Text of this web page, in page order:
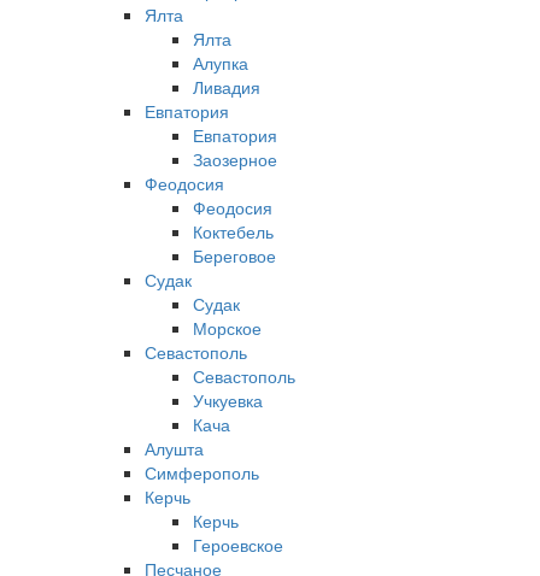
Ялта
Ялта
Алупка
Ливадия
Евпатория
Евпатория
Заозерное
Феодосия
Феодосия
Коктебель
Береговое
Судак
Судак
Морское
Севастополь
Севастополь
Учкуевка
Кача
Алушта
Симферополь
Керчь
Керчь
Героевское
Песчаное